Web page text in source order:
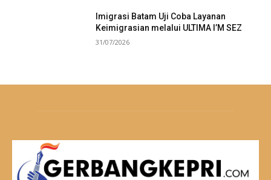
Imigrasi Batam Uji Coba Layanan
Keimigrasian melalui ULTIMA I’M SEZ
31/07/2026